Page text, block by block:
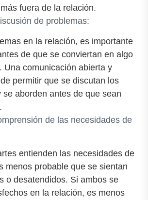
fuera de la relación.
de problemas:
en la relación, es importante
de que se conviertan en algo
Una comunicación abierta y
permitir que se discutan los
se aborden antes de que sean
de las necesidades de
entienden las necesidades de
menos probable que se sientan
o desatendidos. Si ambos se
en la relación, es menos